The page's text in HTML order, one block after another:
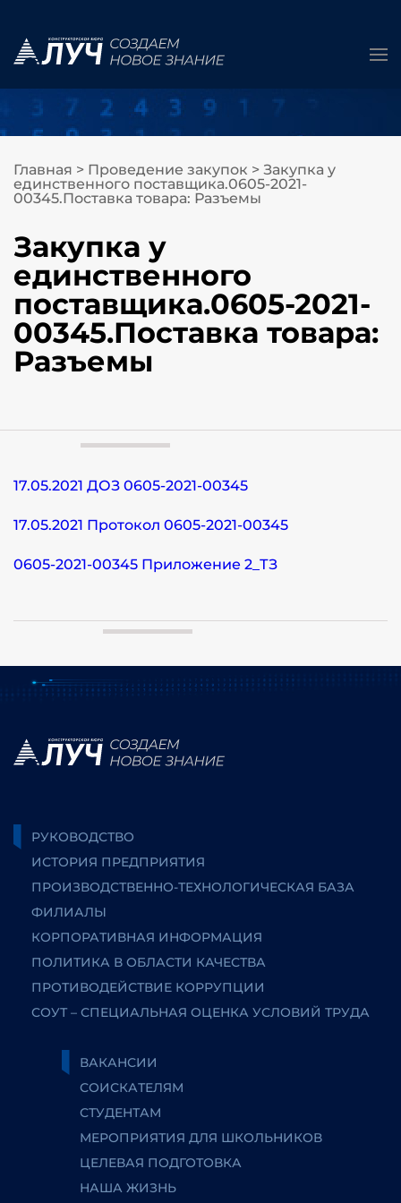
Главная > Проведение закупок > Закупка у
единственного поставщика.0605-2021-
00345.Поставка товара: Разъемы
Закупка у
единственного
поставщика.0605-2021-
00345.Поставка товара:
Разъемы
17.05.2021 ДОЗ 0605-2021-00345
17.05.2021 Протокол 0605-2021-00345
0605-2021-00345 Приложение 2_ТЗ
РУКОВОДСТВО
ИСТОРИЯ ПРЕДПРИЯТИЯ
ПРОИЗВОДСТВЕННО-ТЕХНОЛОГИЧЕСКАЯ БАЗА
ФИЛИАЛЫ
КОРПОРАТИВНАЯ ИНФОРМАЦИЯ
ПОЛИТИКА В ОБЛАСТИ КАЧЕСТВА
ПРОТИВОДЕЙСТВИЕ КОРРУПЦИИ
СОУТ – СПЕЦИАЛЬНАЯ ОЦЕНКА УСЛОВИЙ ТРУДА
ВАКАНСИИ
СОИСКАТЕЛЯМ
СТУДЕНТАМ
МЕРОПРИЯТИЯ ДЛЯ ШКОЛЬНИКОВ
ЦЕЛЕВАЯ ПОДГОТОВКА
НАША ЖИЗНЬ